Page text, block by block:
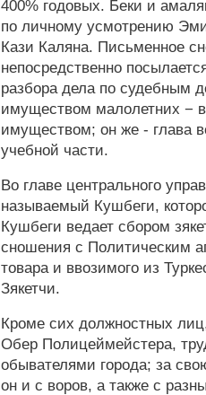
400% годовых. Беки и
по личному усмотрению
Кази Каляна. Письменное
непосредственно
разбора дела по судебным
имуществом малолетних −
имуществом; он же - глава
учебной части.
Во главе центрального
называемый Кушбеги,
Кушбеги ведает сбором
сношения с Политическим
товара и ввозимого из
Зякетчи.
Кроме сих должностных
Обер Полицеймейстера,
обывателями города; за
он и с воров, а также с